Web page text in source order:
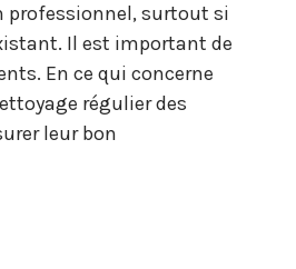
professionnel, surtout si
Il est important de
En ce qui concerne
régulier des
leur bon